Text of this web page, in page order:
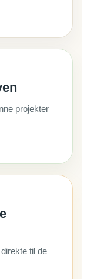
projekter
til de